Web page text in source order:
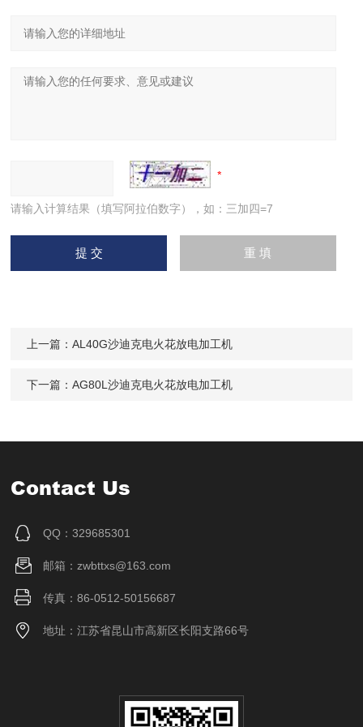
请输入计算结果（填写阿拉伯数字），如：三加四=7
上一篇：AL40G沙迪克电火花放电加工机
下一篇：AG80L沙迪克电火花放电加工机
Contact Us
QQ：329685301
邮箱：zwbttxs@163.com
传真：86-0512-50156687
地址：江苏省昆山市高新区长阳支路66号